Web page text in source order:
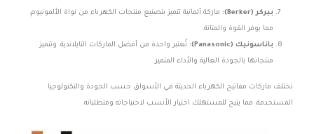
بيركر (Berker): ماركة ألمانية تتميز بتصنيع منتجات الكهرباء من نواة الألمونيوم،
مما يوفر القوة والمتانة.
باناسونيك (Panasonic): تُعتبر واحدة من أفضل الماركات التايلاندية، وتتميز
منتجاتها بالجودة العالية والأداء المتميز.
تختلف ماركات مفاتيح الكهرباء الحديثة في الأسواق حسب الجودة والتكنولوجيا
المستخدمة، مما يتيح للمستهلك اختيار الأنسب لاحتياجاته ومتطلباته.